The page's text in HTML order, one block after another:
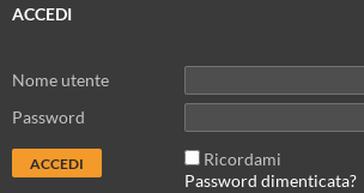
ACCEDI
Nome utente
Password
Ricordami
Password dimenticata?